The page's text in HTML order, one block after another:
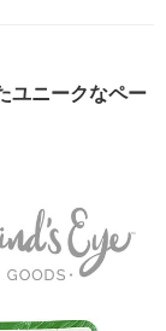
ユニークなペー